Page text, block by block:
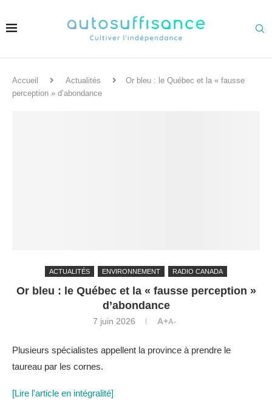
Accueil Actualités
Or bleu : le Québec et la « fausse
perception » d’abondance
ACTUALITÉS ENVIRONNEMENT RADIO CANADA
Or bleu : le Québec et la « fausse perception »
d’abondance
7 juin 2026 A+A-
Plusieurs spécialistes appellent la province à prendre le
taureau par les cornes.
[Lire l'article en intégralité]